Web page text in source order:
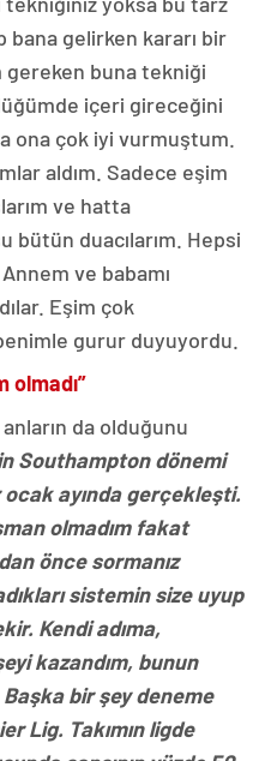
bana gelirken kararı bir
gereken buna tekniği
içeri gireceğini
ona çok iyi vurmuştum.
aldım. Sadece eşim
ve hatta
bütün duacılarım. Hepsi
ve babamı
Eşim çok
gurur duyuyordu.
olmadı”
da olduğunu
Southampton dönemi
ayında gerçekleşti.
olmadım fakat
önce sormanız
sistemin size uyup
Kendi adıma,
kazandım, bunun
bir şey deneme
Lig. Takımın ligde